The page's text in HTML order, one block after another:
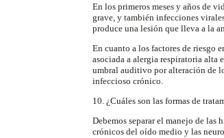
En los primeros meses y años de
grave, y también infecciones
produce una lesión que lleva a la
En cuanto a los factores de riesgo
asociada a alergia respiratoria alta
umbral auditivo por alteración de
infeccioso crónico.
10. ¿Cuáles son las formas de
Debemos separar el manejo de
crónicos del oído medio y las